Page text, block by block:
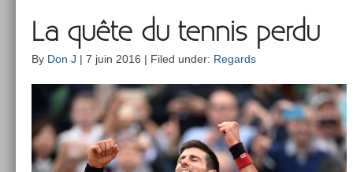
La quête du tennis perdu
By Don J | 7 juin 2016 | Filed under: Regards